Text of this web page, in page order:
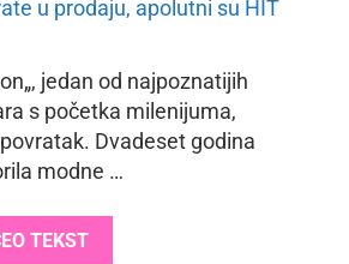
jedan od najpoznatijih
s početka milenijuma,
Dvadeset godina
modne …
TEKST